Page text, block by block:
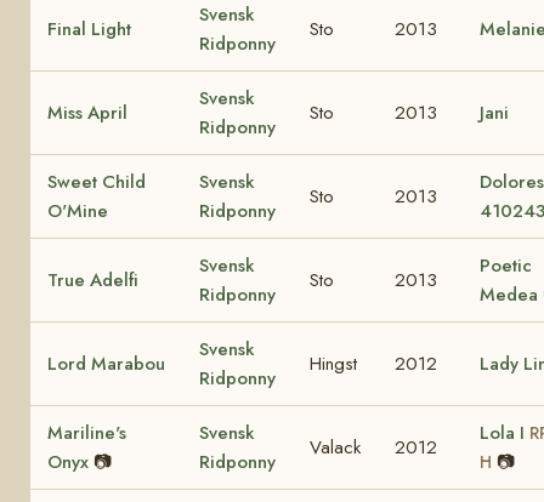
Final Light
Svensk
Ridponny
Sto 2013
Miss April
Svensk
Ridponny
Sto 2013 Jani
Sweet Child
O'Mine
Svensk
Ridponny
Sto 2013
True Adelfi
Svensk
Ridponny
Sto 2013
Poetic
Medea
Lord Marabou
Svensk
Ridponny
Hingst 2012 Lady
Mariline's
Onyx 📷
Svensk
Ridponny
Valack 2012
Lola I
H 📷